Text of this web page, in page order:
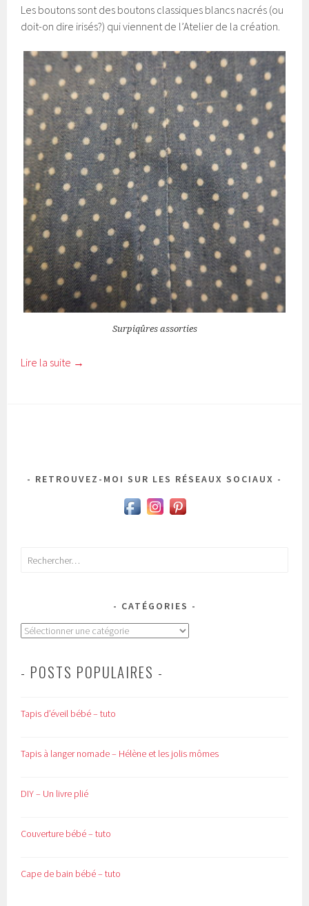
Les boutons sont des boutons classiques blancs nacrés (ou
doit-on dire irisés?) qui viennent de l’Atelier de la création.
Surpiqûres assorties
Lire la suite →
RETROUVEZ-MOI SUR LES RÉSEAUX SOCIAUX
Rechercher :
CATÉGORIES
Catégories
- POSTS POPULAIRES -
Tapis d’éveil bébé – tuto
Tapis à langer nomade – Hélène et les jolis mômes
DIY – Un livre plié
Couverture bébé – tuto
Cape de bain bébé – tuto